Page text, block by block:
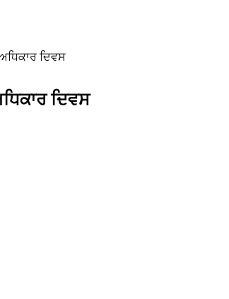
ਦਿਵਸ
ਦਿਵਸ